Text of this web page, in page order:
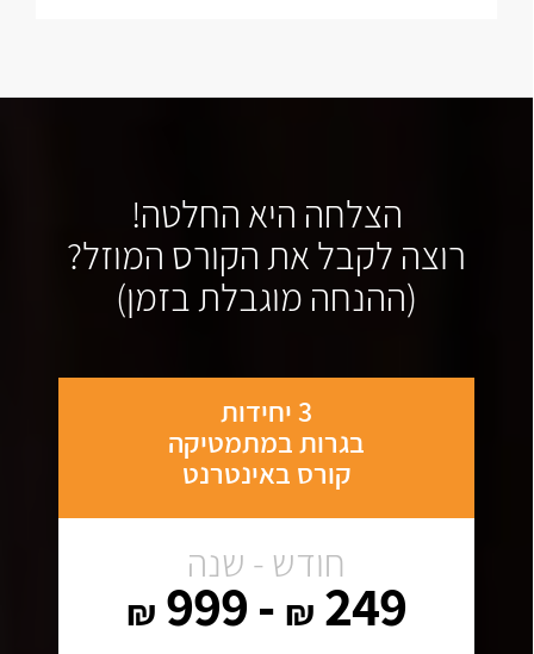
הצלחה היא החלטה!
רוצה לקבל את הקורס המוזל?
(ההנחה מוגבלת בזמן)
3 יחידות
בגרות במתמטיקה
קורס באינטרנט
חודש - שנה
249
₪
- 999
₪